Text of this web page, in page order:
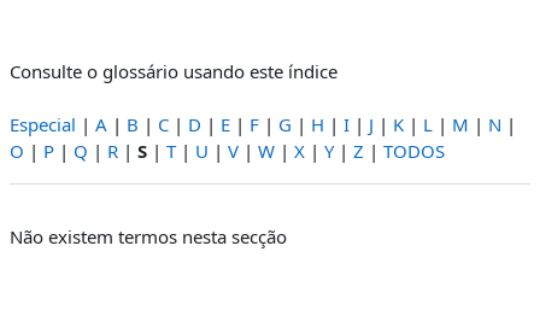
Consulte o glossário usando este índice
Especial | A | B | C | D | E | F | G | H | I | J | K | L | M | N |
O | P | Q | R | S | T| U | V | W | X | Y| Z | TODOS
Não existem termos nesta secção